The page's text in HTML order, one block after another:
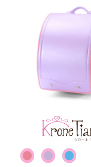
ブラック
王道でも個性の
男の子ランドセ
黒色（ブラック
ーフォローをやさ
ゴールド
の選び方